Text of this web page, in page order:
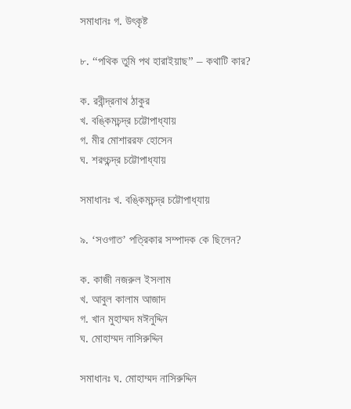
সমাধানঃ গ. উৎকৃষ্ট
৮. “পথিক তুমি পথ হারাইয়াছ” – কথাটি কার?
ক. রবীন্দ্রনাথ ঠাকুর
খ. বঙ্কিমচন্দ্র চট্টোপাধ্যায়
গ. মীর মোশাররফ হোসেন
ঘ. শরৎচন্দ্র চট্টোপাধ্যায়
সমাধানঃ খ. বঙ্কিমচন্দ্র চট্টোপাধ্যায়
৯. ‘সওগাত’ পত্রিকার সম্পাদক কে ছিলেন?
ক. কাজী নজরুল ইসলাম
খ. আবুল কালাম আজাদ
গ. খান মুহাম্মদ মঈনুদ্দিন
ঘ. মোহাম্মদ নাসিরুদ্দিন
সমাধানঃ ঘ. মোহাম্মদ নাসিরুদ্দিন